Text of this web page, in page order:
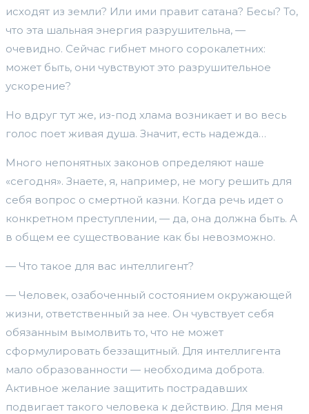
исходят из земли? Или ими правит сатана? Бесы? То,
что эта шальная энергия разрушительна, —
очевидно. Сейчас гибнет много сорокалетних:
может быть, они чувствуют это разрушительное
ускорение?
Но вдруг тут же, из-под хлама возникает и во весь
голос поет живая душа. Значит, есть надежда…
Много непонятных законов определяют наше
«сегодня». Знаете, я, например, не могу решить для
себя вопрос о смертной казни. Когда речь идет о
конкретном преступлении, — да, она должна быть. А
в общем ее существование как бы невозможно.
— Что такое для вас интеллигент?
— Человек, озабоченный состоянием окружающей
жизни, ответственный за нее. Он чувствует себя
обязанным вымолвить то, что не может
сформулировать беззащитный. Для интеллигента
мало образованности — необходима доброта.
Активное желание защитить пострадавших
подвигает такого человека к действию. Для меня